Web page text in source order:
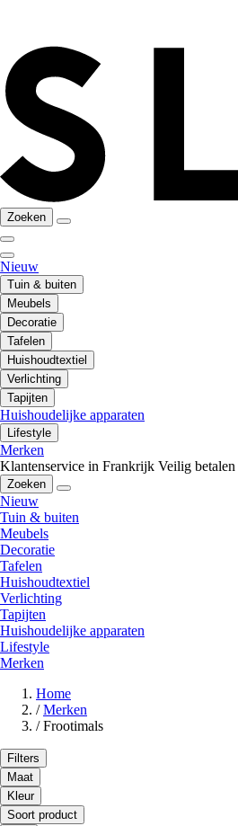
Zoeken
Nieuw
Tuin & buiten
Meubels
Decoratie
Tafelen
Huishoudtextiel
Verlichting
Tapijten
Huishoudelijke apparaten
Lifestyle
Merken
Klantenservice in Frankrijk Veilig betalen
Zoeken
Nieuw
Tuin & buiten
Meubels
Decoratie
Tafelen
Huishoudtextiel
Verlichting
Tapijten
Huishoudelijke apparaten
Lifestyle
Merken
Home
/ Merken
/ Frootimals
Filters
Maat
Kleur
Soort product